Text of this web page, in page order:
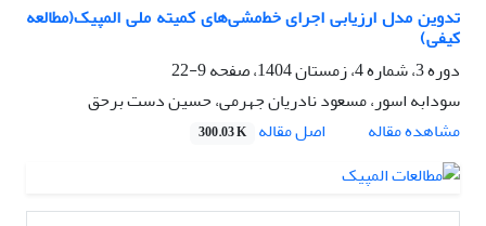
تدوین مدل ارزیابی اجرای خط‌مشی‌های کمیته ملی المپیک(مطالعه
کیفی)
دوره 3، شماره 4، زمستان 1404، صفحه
9-22
سودابه اسور، مسعود نادریان جهرمی، حسین دست برحق
مشاهده مقاله
اصل مقاله 300.03 K